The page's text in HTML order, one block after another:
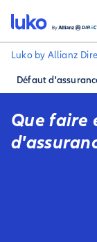
Luko by Allianz
Défaut
Que faire